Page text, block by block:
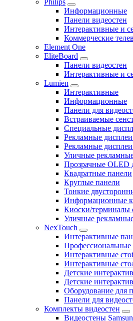
Информационные
Панели видеостен
Интерактивные и
Коммерческие
Element One
EliteBoard
Панели видеостен
Интерактивные и
Lumien
Интерактивные
Информационные
Панели для
Встраиваемые
Специальные
Рекламные
Рекламные
Уличные
Прозрачные OLED
Квадратные панели
Круглые панели
Тонкие
Информационные
Киоски/терминалы
Уличные
NexTouch
Интерактивные
Профессиональные
Интерактивные
Интерактивные
Детские
Детские
Оборудование для
Панели для
Комплекты видеостен
Видеостены